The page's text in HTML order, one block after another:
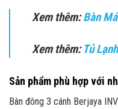
Xem thêm:Bàn
Xem thêm:Tủ
Sản phẩm phù hợp với
Bàn đông 3 cánh Berjaya